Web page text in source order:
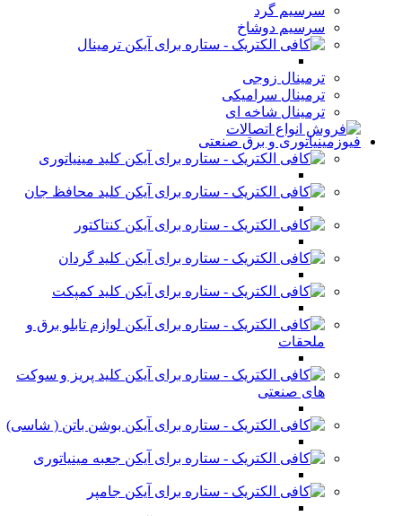
سرسیم گرد
سرسیم دوشاخ
ترمینال
ترمینال زوجی
ترمینال سرامیکی
ترمینال شاخه ای
فیوزمینیاتوری و برق صنعتی
کلید مینیاتوری
کلید محافظ جان
کنتاکتور
کلید گردان
کلید کمپکت
لوازم تابلو برق و
ملحقات
کلید پریز و سوکت
های صنعتی
بوشن باتن ( شاسی)
جعبه مینیاتوری
جامپر